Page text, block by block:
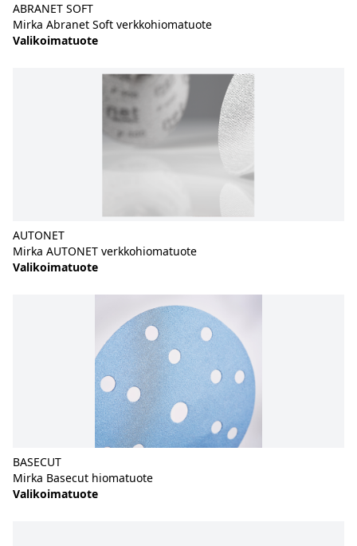
ABRANET SOFT
Mirka Abranet Soft verkkohiomatuote
Valikoimatuote
AUTONET
Mirka AUTONET verkkohiomatuote
Valikoimatuote
BASECUT
Mirka Basecut hiomatuote
Valikoimatuote